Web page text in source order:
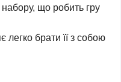
набору, що робить гру
легко брати її з собою